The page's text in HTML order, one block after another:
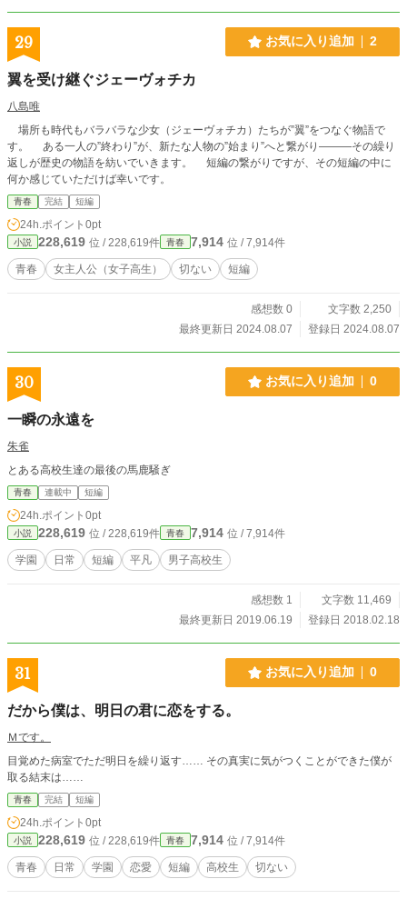
29 お気に入り追加 2
翼を受け継ぐジェーヴォチカ
八島唯
場所も時代もバラバラな少女（ジェーヴォチカ）たちが”翼”をつなぐ物語で
す。 ある一人の”終わり”が、新たな人物の”始まり”へと繋がり―――その繰り
返しが歴史の物語を紡いでいきます。 短編の繋がりですが、その短編の中に
何か感じていただけば幸いです。
青春 完結 短編
24h.ポイント 0pt
小説 228,619 位 / 228,619件 青春 7,914 位 / 7,914件
青春 女主人公（女子高生） 切ない 短編
感想数 0
文字数 2,250
最終更新日 2024.08.07
登録日 2024.08.07
30 お気に入り追加 0
一瞬の永遠を
朱雀
とある高校生達の最後の馬鹿騒ぎ
青春 連載中 短編
24h.ポイント 0pt
小説 228,619 位 / 228,619件 青春 7,914 位 / 7,914件
学園 日常 短編 平凡 男子高校生
感想数 1
文字数 11,469
最終更新日 2019.06.19
登録日 2018.02.18
31 お気に入り追加 0
だから僕は、明日の君に恋をする。
Ｍです。
目覚めた病室でただ明日を繰り返す…… その真実に気がつくことができた僕が
取る結末は……
青春 完結 短編
24h.ポイント 0pt
小説 228,619 位 / 228,619件 青春 7,914 位 / 7,914件
青春 日常 学園 恋愛 短編 高校生 切ない